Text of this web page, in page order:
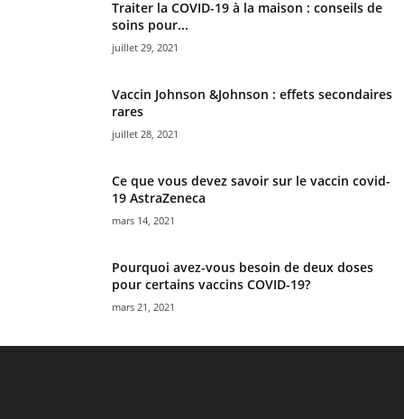
Traiter la COVID-19 à la maison : conseils de
soins pour...
juillet 29, 2021
Vaccin Johnson &Johnson : effets secondaires
rares
juillet 28, 2021
Ce que vous devez savoir sur le vaccin covid-
19 AstraZeneca
mars 14, 2021
Pourquoi avez-vous besoin de deux doses
pour certains vaccins COVID-19?
mars 21, 2021